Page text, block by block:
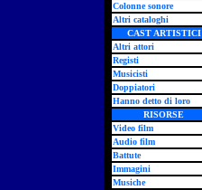
Colonne sonore
Altri cataloghi
CAST ARTISTICI
Altri attori
Registi
Musicisti
Doppiatori
Hanno detto di loro
RISORSE
Video film
Audio film
Battute
Immagini
Musiche